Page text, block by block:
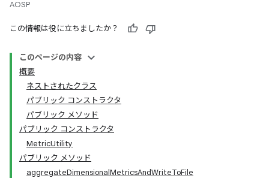
AOSP
この情報は役に立ちましたか？
このページの内容
概要
ネストされたクラス
パブリック コンストラクタ
パブリック メソッド
パブリック コンストラクタ
MetricUtility
パブリック メソッド
aggregateDimensionalMetricsAndWriteToFile